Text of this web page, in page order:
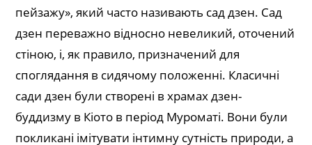
пейзажу», який часто називають сад дзен. Сад
дзен переважно відносно невеликий, оточений
стіною, і, як правило, призначений для
споглядання в сидячому положенні. Класичні
сади дзен були створені в храмах дзен-
буддизму в Кіото в період Муроматі. Вони були
покликані імітувати інтимну сутність природи, а